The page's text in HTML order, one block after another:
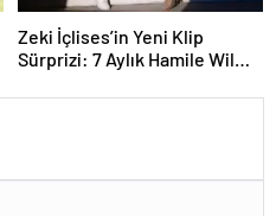
Zeki İçlises’in Yeni Klip
Sürprizi: 7 Aylık Hamile Wilma